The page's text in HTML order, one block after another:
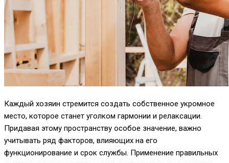
Каждый хозяин стремится создать собственное укромное
место, которое станет уголком гармонии и релаксации.
Придавая этому пространству особое значение, важно
учитывать ряд факторов, влияющих на его
функционирование и срок службы. Применение правильных